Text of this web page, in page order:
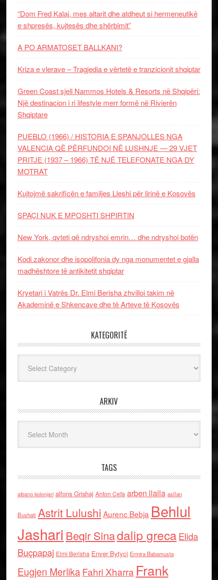
“Dom Fred Kalaj, mes altarit dhe atdheut si hermeneutikë
e shpresës, kujtesës dhe shërbimit”
A PO ARMATOSET BALLKANI?
Kriza e vlerave – Tragjedia e vërtetë e tranzicionit shqiptar
Green Coast sjell Nammos Hotels & Resorts në Shqipëri:
Një destinacion i ri lifestyle merr formë në Rivierën
Shqiptare
PUEBLO (1966) / HISTORIA E SPANJOLLES NGA
VALENCIA QË PËRFUNDOI NË LUSHNJE — 29 VJET
PRITJE (1937 – 1966) TË NJË TELEFONATE NGA DY
MOTRAT
Kujtojmë sakrificën e familjes Lleshi për lirinë e Kosovës
SPAÇI NUK E MPOSHTI SHPIRTIN
New York, qyteti që ndryshoi emrin… dhe ndryshoi botën
Kodi zakonor dhe isopolifonia dy nga monumentet e gjalla
madhështore të antikitetit shqiptar
Kryetari i Vatrës Dr. Elmi Berisha zhvilloi takim në
Akademinë e Shkencave dhe të Arteve të Kosovës
KATEGORITË
ARKIV
TAGS
albano kolonjari alfons Grishaj Anton Cefa arben llalla asllan
Bushati Astrit Lulushi Aurenc Bebja Behlul
Jashari Beqir Sinadalip grecaElida
Buçpapaj Elmi Berisha Enver Bytyci Ermira Babamusta
Eugjen MerlikaFahri Xharra Frank